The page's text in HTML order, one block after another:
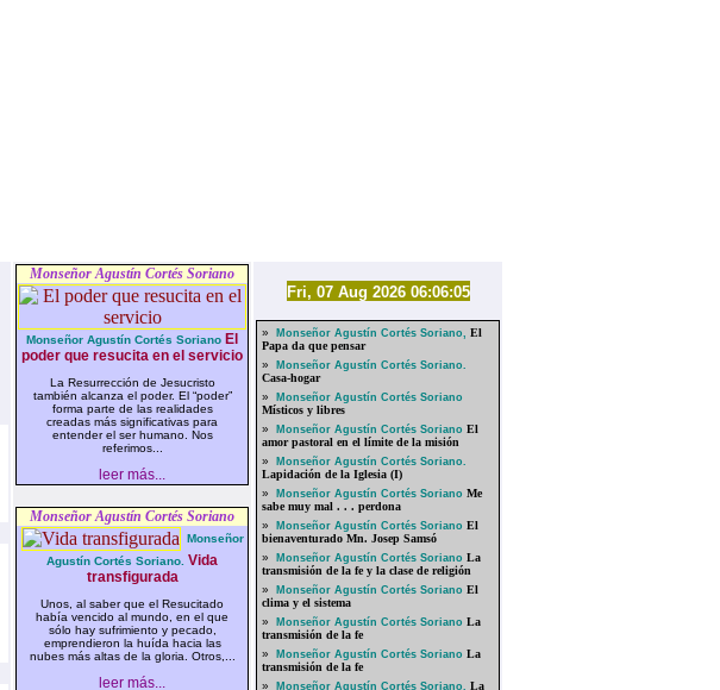
Monseñor Agustín Cortés Soriano
Monseñor Agustín Cortés Soriano El
poder que resucita en el servicio
La Resurrección de Jesucristo
también alcanza el poder. El “poder”
forma parte de las realidades
creadas más significativas para
entender el ser humano. Nos
referimos...
leer más...
Monseñor Agustín Cortés Soriano
Monseñor
Agustín Cortés Soriano. Vida
transfigurada
Unos, al saber que el Resucitado
había vencido al mundo, en el que
sólo hay sufrimiento y pecado,
emprendieron la huída hacia las
nubes más altas de la gloria. Otros,...
leer más...
Fri, 07 Aug 2026 06:06:05
» Monseñor Agustín Cortés Soriano, El
Papa da que pensar
»
Monseñor Agustín Cortés Soriano.
Casa-hogar
»
Monseñor Agustín Cortés Soriano
Místicos y libres
»
Monseñor Agustín Cortés Soriano El
amor pastoral en el límite de la misión
»
Monseñor Agustín Cortés Soriano.
Lapidación de la Iglesia (I)
»
Monseñor Agustín Cortés Soriano Me
sabe muy mal . . . perdona
»
Monseñor Agustín Cortés Soriano El
bienaventurado Mn. Josep Samsó
»
Monseñor Agustín Cortés Soriano La
transmisión de la fe y la clase de religión
»
Monseñor Agustín Cortés Soriano El
clima y el sistema
»
Monseñor Agustín Cortés Soriano La
transmisión de la fe
»
Monseñor Agustín Cortés Soriano La
transmisión de la fe
»
Monseñor Agustín Cortés Soriano. La